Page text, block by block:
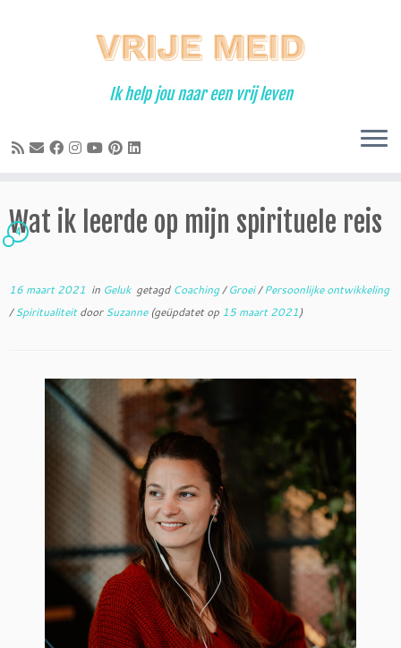
Ik help jou naar een vrij leven
Wat ik leerde op mijn spirituele reis
4
16 maart 2021 in Geluk getagd Coaching/Groei/Persoonlijke ontwikkeling
/SpiritualiteitdoorSuzanne(geüpdatet op 15 maart 2021)